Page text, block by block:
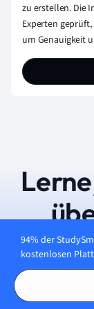
zu erstellen. Die
Experten
um Genauigkeit
94% der
kostenlosen